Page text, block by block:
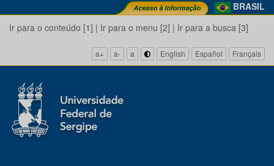
BRASIL
Ir para o conteúdo [1] | Ir para o menu [2] | Ir para a busca [3]
a+ a- a English Español Français